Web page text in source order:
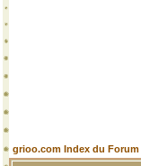
grioo.com Index du Forum